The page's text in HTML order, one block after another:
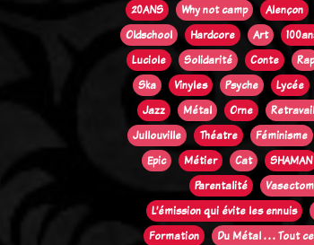
20ANS
Why not camp Alençon
Oldschool
Hardcore Art
Luciole
Solidarité Conte Rap
Ska
Vinyles Psyche Lycée
Jazz
Métal Orne
Jullouville
Théatre Féminisme
Epic
Métier Cat SHAMAN
Parentalité
L’émission qui évite les ennuis
Formation
Du Métal . . . Tout